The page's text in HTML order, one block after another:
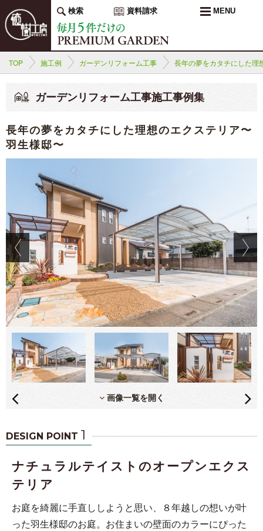
検索 資料請求 MENU
TOP 施工例 ガーデンリフォーム工事 長年の夢をカタチにした理
ガーデンリフォーム工事施工事例集
長年の夢をカタチにした理想のエクステリア〜
羽生様邸〜
画像一覧を開く
DESIGN POINT 1
ナチュラルテイストのオープンエクス
テリア
お庭を綺麗に手直ししようと思い、８年越しの想いが叶
った羽生様邸のお庭。お住まいの壁面のカラーにぴった